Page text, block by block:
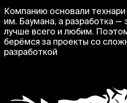
Компанию основали
им. Баумана, а разработка
лучше всего и любим.
берёмся за проекты со
разработкой